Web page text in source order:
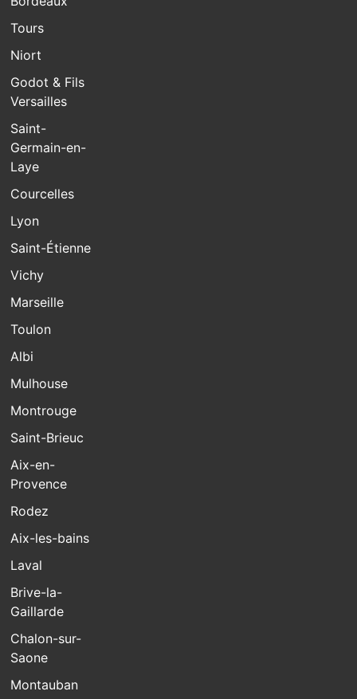
Tours
Niort
Godot & Fils
Versailles
Saint-
Germain-en-
Laye
Courcelles
Lyon
Saint-Étienne
Vichy
Marseille
Toulon
Albi
Mulhouse
Montrouge
Saint-Brieuc
Aix-en-
Provence
Rodez
Aix-les-bains
Laval
Brive-la-
Gaillarde
Chalon-sur-
Saone
Montauban